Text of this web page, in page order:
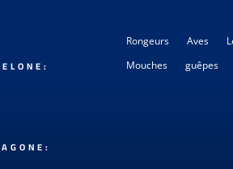
Rongeurs Aves
Mouches
guêpes